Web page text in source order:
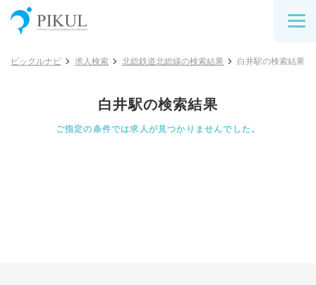
ピックルナビ 求人検索 北総鉄道北総線の検索結果 白井駅の検索結果
白井駅の検索結果
ご指定の条件では求人が見つかりませんでした。